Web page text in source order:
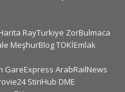
RayTurkiye ZorBulmaca
MeşhurBlogTOKİEmlak
GareExpress ArabRailNews
StiriHub DME